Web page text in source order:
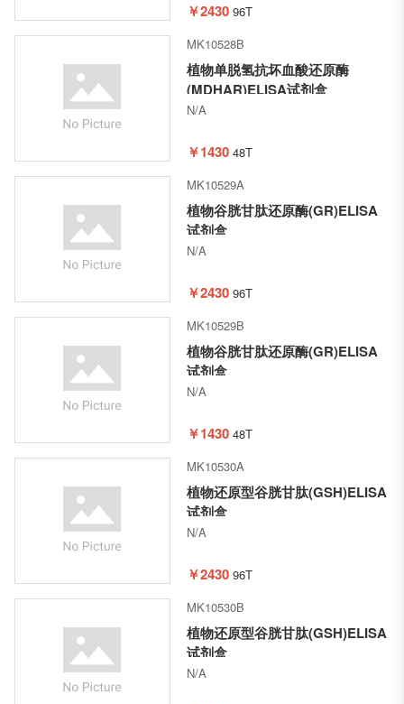
￥2430 96T
MK10528B
植物单脱氢抗坏血酸还原酶
(MDHAR)ELISA试剂盒
N/A
￥1430 48T
MK10529A
植物谷胱甘肽还原酶(GR)ELISA
试剂盒
N/A
￥2430 96T
MK10529B
植物谷胱甘肽还原酶(GR)ELISA
试剂盒
N/A
￥1430 48T
MK10530A
植物还原型谷胱甘肽(GSH)ELISA
试剂盒
N/A
￥2430 96T
MK10530B
植物还原型谷胱甘肽(GSH)ELISA
试剂盒
N/A